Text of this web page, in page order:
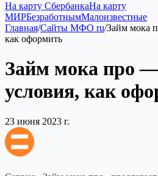
На карту СбербанкаНа карту
МИРБезработнымМалоизвестные
Главная/Сайты МФО ru/Займ мока
как оформить
Займ мока про
условия, как
23 июня 2023 г.